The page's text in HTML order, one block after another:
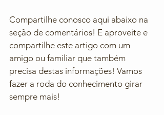
Compartilhe conosco aqui abaixo na
seção de comentários! E aproveite e
compartilhe este artigo com um
amigo ou familiar que também
precisa destas informações! Vamos
fazer a roda do conhecimento girar
sempre mais!